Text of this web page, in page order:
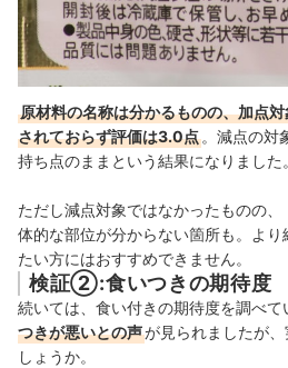
原材料の名称は分かるものの、加点
されておらず評価は3.0点 。減点の対
持ち点のままという結果になりました。
ただし減点対象ではなかったものの
体的な部位が分からない箇所も。よ
たい方にはおすすめできません。
検証②:食いつきの期待度
続いては、食い付きの期待度を調べ
つきが悪いとの声が見られましたが
しょうか。